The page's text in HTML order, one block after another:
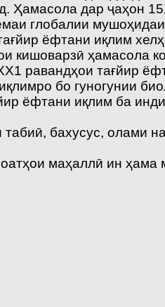
Ҳамасола дар ҷаҳон
глобалии
ёфтани иқлим
кишоварзӣ ҳамасола
равандҳои тағйир
бо гуногунии
ёфтани иқлим ба
бахусус, олами
маҳаллӣ ин